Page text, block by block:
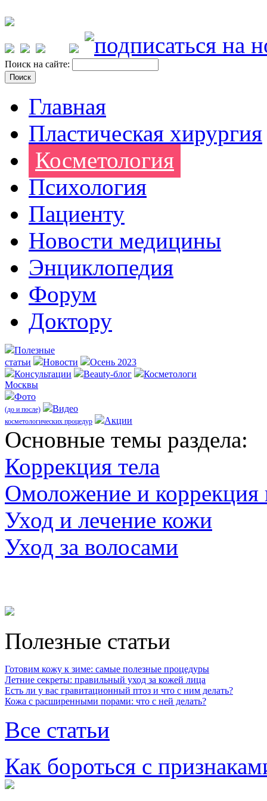
Поиск на сайте:
Главная
Пластическая хирургия
Косметология
Психология
Пациенту
Новости медицины
Энциклопедия
Форум
Доктору
Полезные
статьи
Новости
Осень 2023
Консультации
Beauty-блог
Косметологи
Москвы
Фото
(до и после) Видео
косметологических процедур Акции
Оcновные темы раздела:
Коррекция тела
Омоложение и коррекция
Уход и лечение кожи
Уход за волосами
Полезные статьи
Готовим кожу к зиме: самые полезные процедуры
Летние секреты: правильный уход за кожей лица
Есть ли у вас гравитационный птоз и что с ним делать?
Кожа с расширенными порами: что с ней делать?
Все статьи
Как бороться с